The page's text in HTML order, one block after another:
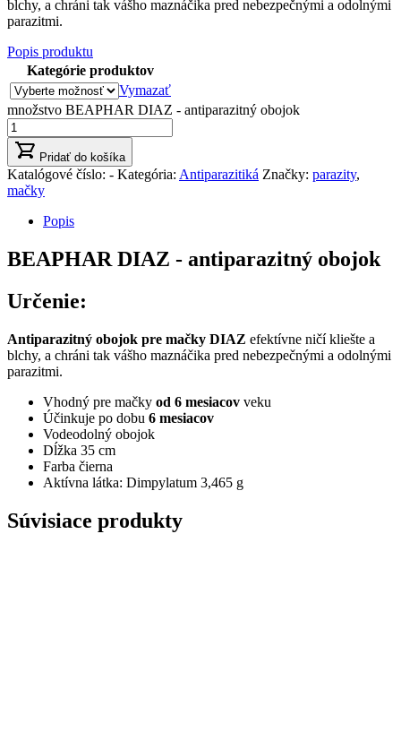
blchy, a chráni tak vášho maznáčika pred nebezpečnými a odolnými
parazitmi.
Popis produktu
Kategórie produktov
Vymazať
množstvo BEAPHAR DIAZ - antiparazitný obojok
Pridať do košíka
Katalógové číslo: - Kategória: Antiparazitiká Značky: parazity,
mačky
Popis
BEAPHAR DIAZ - antiparazitný obojok
Určenie:
Antiparazitný obojok pre mačky DIAZ efektívne ničí kliešte a
blchy, a chráni tak vášho maznáčika pred nebezpečnými a odolnými
parazitmi.
Vhodný pre mačky od 6 mesiacov veku
Účinkuje po dobu 6 mesiacov
Vodeodolný obojok
Dĺžka 35 cm
Farba čierna
Aktívna látka: Dimpylatum 3,465 g
Súvisiace produkty